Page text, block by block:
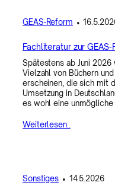
GEAS-Reform •
Fachliteratur zur
Spätestens ab Juni
Vielzahl von Büchern
erscheinen, die sich mit
Umsetzung in
es wohl eine unmögliche
Weiterlesen..
Sonstiges • 14.5.2026